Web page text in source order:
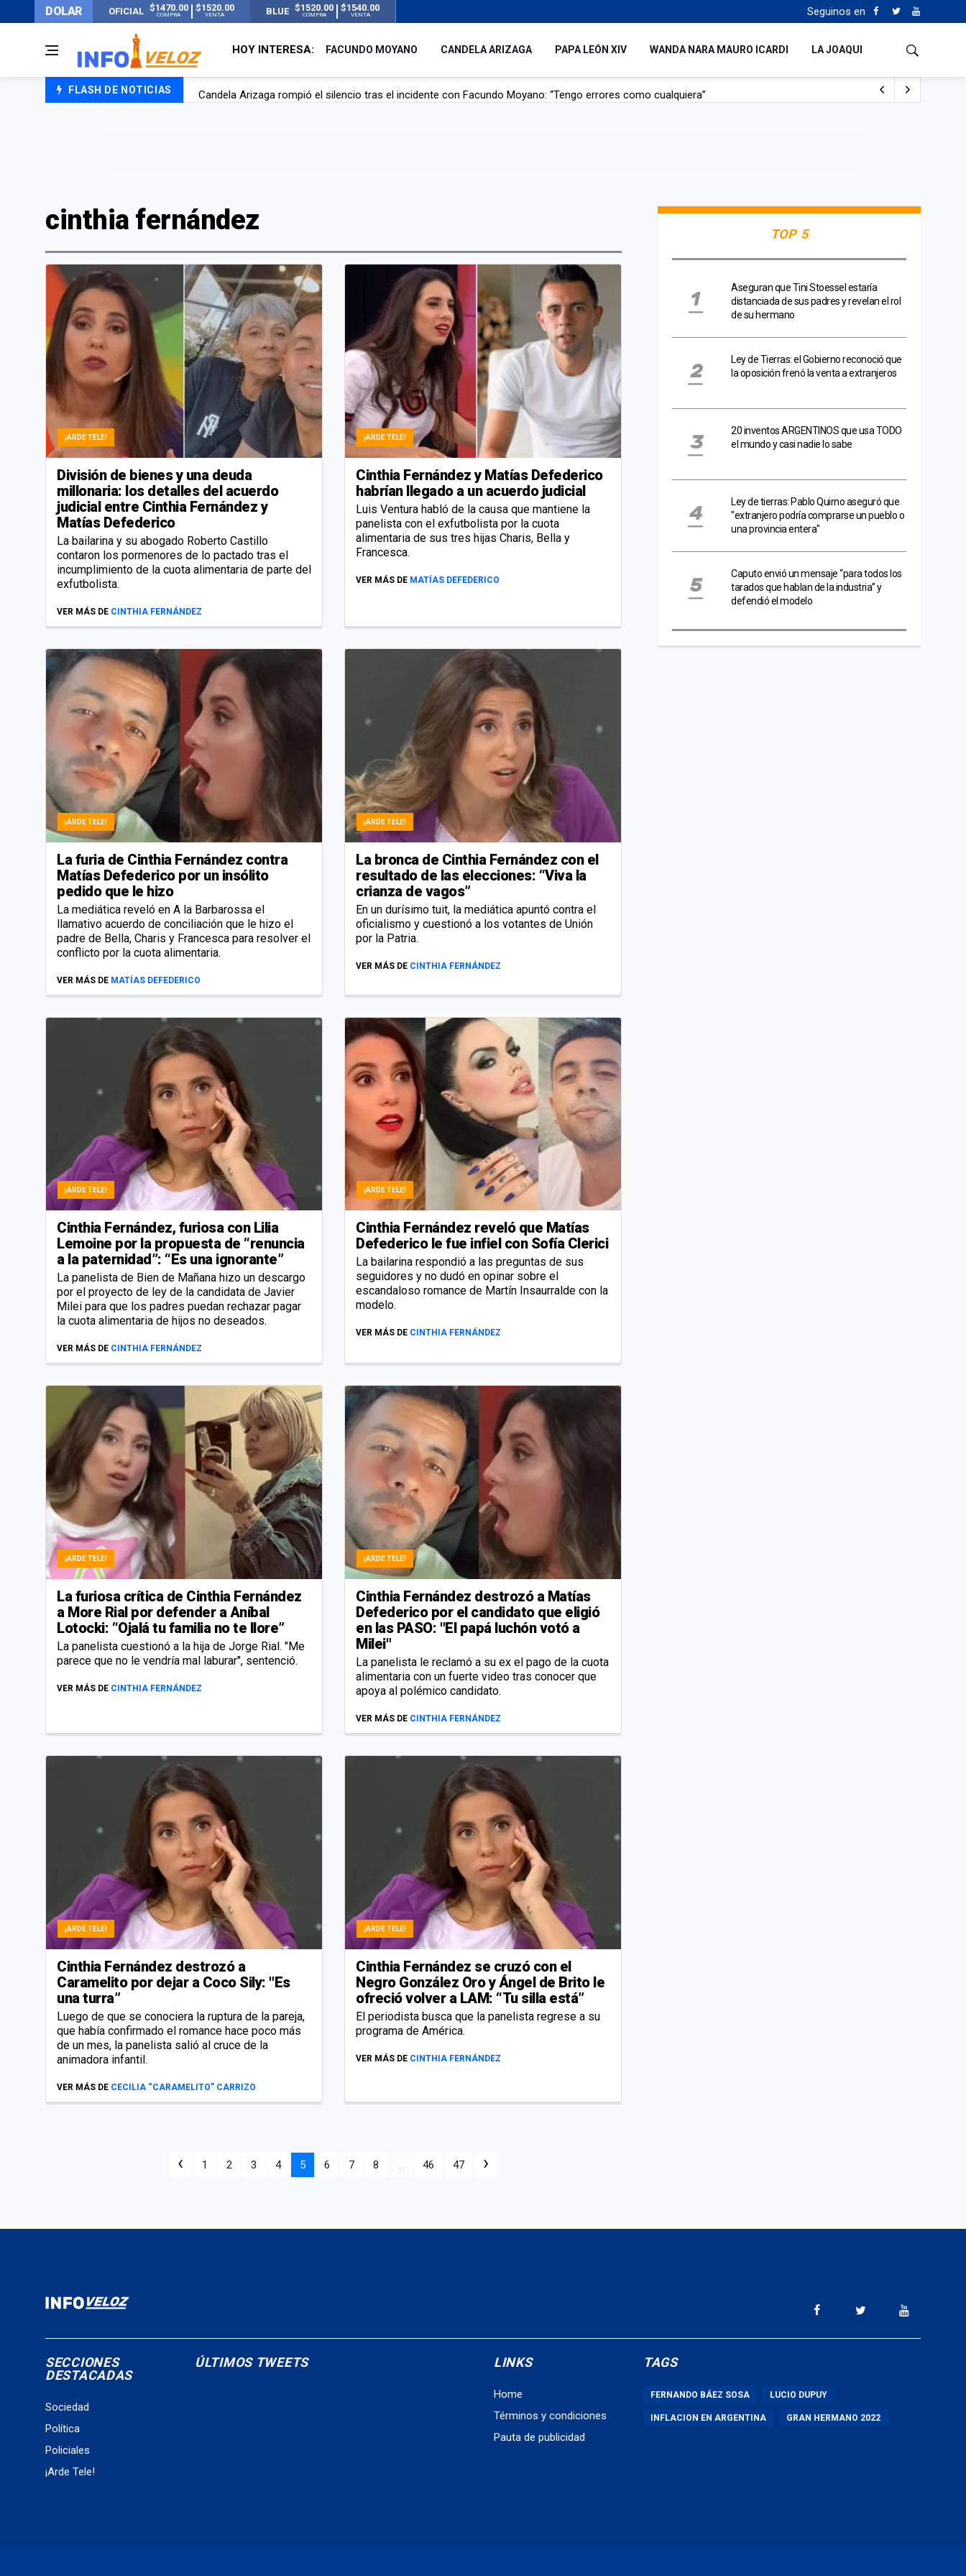
DOLAR OFICIAL $1470.00
COMPRA
$1520.00
VENTA BLUE $1520.00
COMPRA
$1540.00
VENTA Seguinos en
HOY INTERESA: FACUNDO MOYANO CANDELA ARIZAGA PAPA LEÓN XIV WANDA NARA MAURO ICARDI LA JOAQUI
FLASH DE NOTICIAS
Candela Arizaga rompió el silencio tras el incidente con Facundo Moyano: “Tengo errores como cualquiera”
cinthia fernández
¡ARDE TELE!
División de bienes y una deuda
millonaria: los detalles del acuerdo
judicial entre Cinthia Fernández y
Matías Defederico
La bailarina y su abogado Roberto Castillo
contaron los pormenores de lo pactado tras el
incumplimiento de la cuota alimentaria de parte del
exfutbolista.
VER MÁS DE CINTHIA FERNÁNDEZ
¡ARDE TELE!
Cinthia Fernández y Matías Defederico
habrían llegado a un acuerdo judicial
Luis Ventura habló de la causa que mantiene la
panelista con el exfutbolista por la cuota
alimentaria de sus tres hijas Charis, Bella y
Francesca.
VER MÁS DE MATÍAS DEFEDERICO
¡ARDE TELE!
La furia de Cinthia Fernández contra
Matías Defederico por un insólito
pedido que le hizo
La mediática reveló en A la Barbarossa el
llamativo acuerdo de conciliación que le hizo el
padre de Bella, Charis y Francesca para resolver el
conflicto por la cuota alimentaria.
VER MÁS DE MATÍAS DEFEDERICO
¡ARDE TELE!
La bronca de Cinthia Fernández con el
resultado de las elecciones: “Viva la
crianza de vagos”
En un durísimo tuit, la mediática apuntó contra el
oficialismo y cuestionó a los votantes de Unión
por la Patria.
VER MÁS DE CINTHIA FERNÁNDEZ
¡ARDE TELE!
Cinthia Fernández, furiosa con Lilia
Lemoine por la propuesta de “renuncia
a la paternidad”: “Es una ignorante”
La panelista de Bien de Mañana hizo un descargo
por el proyecto de ley de la candidata de Javier
Milei para que los padres puedan rechazar pagar
la cuota alimentaria de hijos no deseados.
VER MÁS DE CINTHIA FERNÁNDEZ
¡ARDE TELE!
Cinthia Fernández reveló que Matías
Defederico le fue infiel con Sofía Clerici
La bailarina respondió a las preguntas de sus
seguidores y no dudó en opinar sobre el
escandaloso romance de Martín Insaurralde con la
modelo.
VER MÁS DE CINTHIA FERNÁNDEZ
¡ARDE TELE!
La furiosa crítica de Cinthia Fernández
a More Rial por defender a Aníbal
Lotocki: “Ojalá tu familia no te llore”
La panelista cuestionó a la hija de Jorge Rial. "Me
parece que no le vendría mal laburar", sentenció.
VER MÁS DE CINTHIA FERNÁNDEZ
¡ARDE TELE!
Cinthia Fernández destrozó a Matías
Defederico por el candidato que eligió
en las PASO: "El papá luchón votó a
Milei"
La panelista le reclamó a su ex el pago de la cuota
alimentaria con un fuerte video tras conocer que
apoya al polémico candidato.
VER MÁS DE CINTHIA FERNÁNDEZ
¡ARDE TELE!
Cinthia Fernández destrozó a
Caramelito por dejar a Coco Sily: "Es
una turra”
Luego de que se conociera la ruptura de la pareja,
que había confirmado el romance hace poco más
de un mes, la panelista salió al cruce de la
animadora infantil.
VER MÁS DE CECILIA “CARAMELITO” CARRIZO
¡ARDE TELE!
Cinthia Fernández se cruzó con el
Negro González Oro y Ángel de Brito le
ofreció volver a LAM: “Tu silla está”
El periodista busca que la panelista regrese a su
programa de América.
VER MÁS DE CINTHIA FERNÁNDEZ
‹ 1 2 3 4 5 6 7 8 ... 46 47 ›
TOP 5
Aseguran que Tini Stoessel estaría
distanciada de sus padres y revelan el rol
de su hermano
Ley de Tierras: el Gobierno reconoció que
la oposición frenó la venta a extranjeros
20 inventos ARGENTINOS que usa TODO
el mundo y casi nadie lo sabe
Ley de tierras: Pablo Quirno aseguró que
"extranjero podría comprarse un pueblo o
una provincia entera"
Caputo envió un mensaje “para todos los
tarados que hablan de la industria” y
defendió el modelo
SECCIONES
DESTACADAS
Sociedad
Política
Policiales
¡Arde Tele!
ÚLTIMOS TWEETS LINKS
Home
Términos y condiciones
Pauta de publicidad
TAGS
FERNANDO BÁEZ SOSA LUCIO DUPUY
INFLACION EN ARGENTINA GRAN HERMANO 2022